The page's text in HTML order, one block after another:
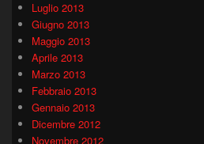
Luglio 2013
Giugno 2013
Maggio 2013
Aprile 2013
Marzo 2013
Febbraio 2013
Gennaio 2013
Dicembre 2012
Novembre 2012